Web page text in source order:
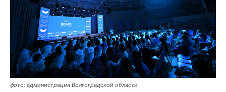
фото: администрация Волгоградской области